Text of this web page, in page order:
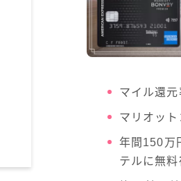
マイル還
マリオッ
年間150万
テルに無料